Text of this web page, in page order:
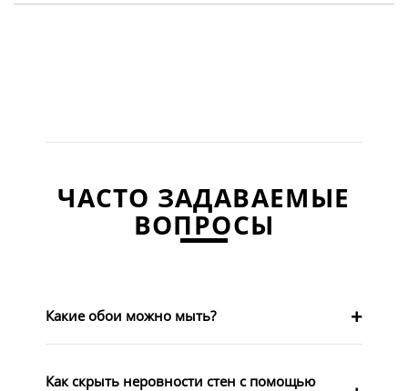
ЧАСТО ЗАДАВАЕМЫЕ
ВОПРОСЫ
Какие обои можно мыть?
Как скрыть неровности стен с помощью